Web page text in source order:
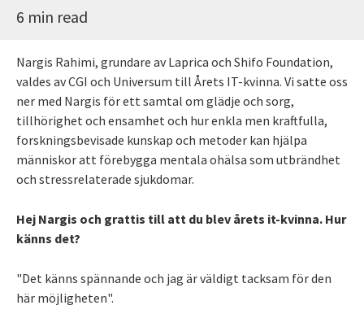
6 min read
Nargis Rahimi, grundare av Laprica och Shifo Foundation,
valdes av CGI och Universum till Årets IT-kvinna. Vi satte oss
ner med Nargis för ett samtal om glädje och sorg,
tillhörighet och ensamhet och hur enkla men kraftfulla,
forskningsbevisade kunskap och metoder kan hjälpa
människor att förebygga mentala ohälsa som utbrändhet
och stressrelaterade sjukdomar.
Hej Nargis och grattis till att du blev årets it-kvinna. Hur
känns det?
"Det känns spännande och jag är väldigt tacksam för den
här möjligheten".